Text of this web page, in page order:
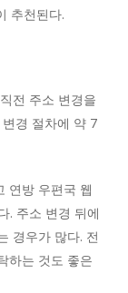
추천된다.
전 주소 변경을
경 절차에 약 7
연방 우편국 웹
. 주소 변경 뒤에
경우가 많다. 전
하는 것도 좋은